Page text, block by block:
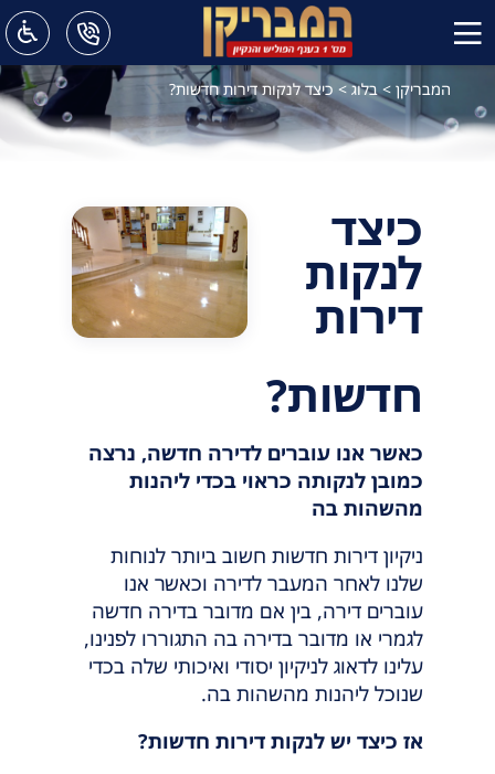
המבריקן >בלוג> כיצד לנקות דירות חדשות?
כיצד
לנקות
דירות
חדשות?
כאשר אנו עוברים לדירה חדשה, נרצה
כמובן לנקותה כראוי בכדי ליהנות
מהשהות בה
ניקיון דירות חדשות חשוב ביותר לנוחות
שלנו לאחר המעבר לדירה וכאשר אנו
עוברים דירה, בין אם מדובר בדירה חדשה
לגמרי או מדובר בדירה בה התגוררו לפנינו,
עלינו לדאוג לניקיון יסודי ואיכותי שלה בכדי
שנוכל ליהנות מהשהות בה.
אז כיצד יש לנקות דירות חדשות?